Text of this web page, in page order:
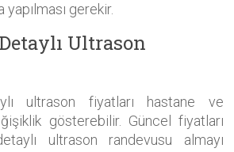
yapılması gerekir.
Ultrason
ultrason fiyatları hastane ve
gösterebilir. Güncel fiyatları
ultrason randevusu almayı